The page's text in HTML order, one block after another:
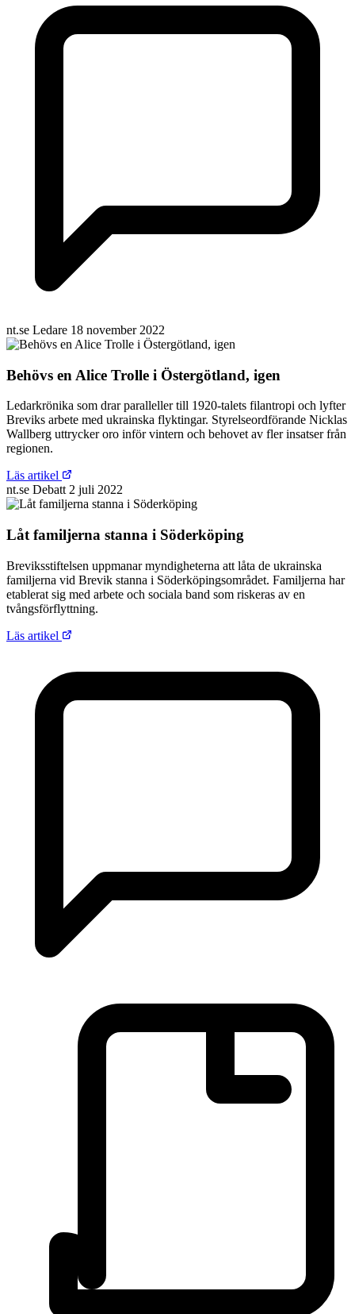
nt.se Ledare 18 november 2022
Behövs en Alice Trolle i Östergötland, igen
Ledarkrönika som drar paralleller till 1920-talets filantropi och lyfter
Breviks arbete med ukrainska flyktingar. Styrelseordförande Nicklas
Wallberg uttrycker oro inför vintern och behovet av fler insatser från
regionen.
Läs artikel
nt.se Debatt2 juli 2022
Låt familjerna stanna i Söderköping
Breviksstiftelsen uppmanar myndigheterna att låta de ukrainska
familjerna vid Brevik stanna i Söderköpingsområdet. Familjerna har
etablerat sig med arbete och sociala band som riskeras av en
tvångsförflyttning.
Läs artikel